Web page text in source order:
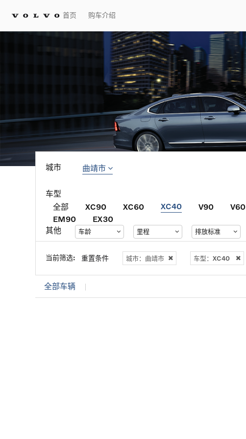
首页 购车介绍
城市 曲靖市
车型
全部 XC90 XC60 XC40 V90 V60
EM90
EX30
其他 车龄 里程 排放标准
当前筛选: 重置条件 城市：曲靖市 车型：XC40
全部车辆